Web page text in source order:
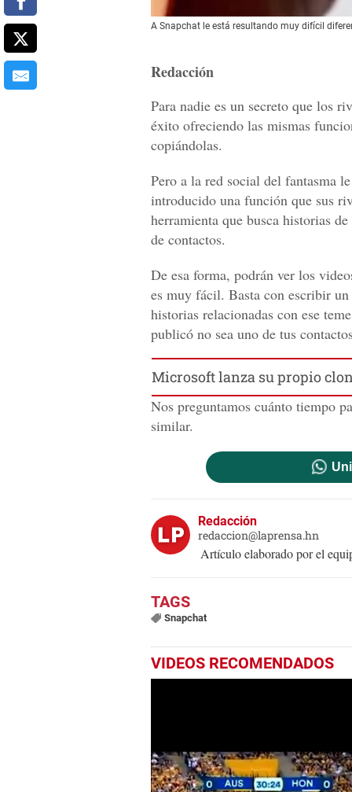
A Snapchat le está resultando muy difícil
Redacción
Para nadie es un secreto que los
éxito ofreciendo las mismas
copiándolas.
Pero a la red social del fantasma
introducido una función que sus
herramienta que busca historias
de contactos.
De esa forma, podrán ver los
es muy fácil. Basta con escribir
historias relacionadas con ese
publicó no sea uno de tus
Microsoft lanza su propio
Nos preguntamos cuánto tiempo
similar.
Redacción
redaccion@laprensa.hn
Artículo elaborado por el
Snapchat
VIDEOS RECOMENDADOS